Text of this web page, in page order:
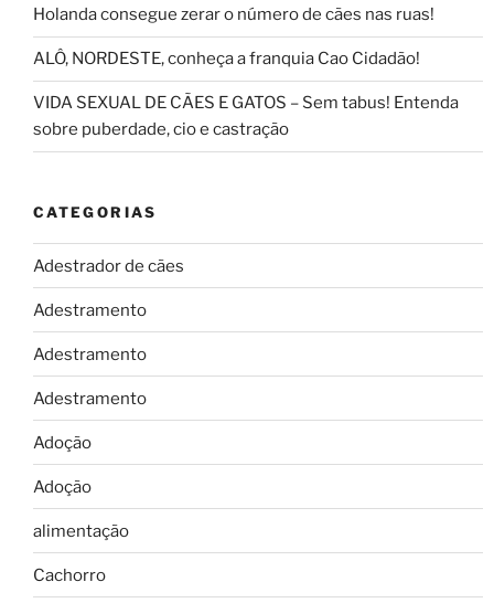
Holanda consegue zerar o número de cães nas ruas!
ALÔ, NORDESTE, conheça a franquia Cao Cidadão!
VIDA SEXUAL DE CÃES E GATOS – Sem tabus! Entenda
sobre puberdade, cio e castração
CATEGORIAS
Adestrador de cães
Adestramento
Adestramento
Adestramento
Adoção
Adoção
alimentação
Cachorro